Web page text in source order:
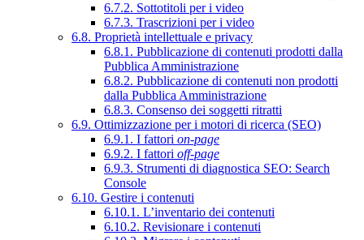
6.7.2. Sottotitoli per i video
6.7.3. Trascrizioni per i video
6.8. Proprietà intellettuale e privacy
6.8.1. Pubblicazione di contenuti prodotti dalla
Pubblica Amministrazione
6.8.2. Pubblicazione di contenuti non prodotti
dalla Pubblica Amministrazione
6.8.3. Consenso dei soggetti ritratti
6.9. Ottimizzazione per i motori di ricerca (SEO)
6.9.1. I fattori on-page
6.9.2. I fattori off-page
6.9.3. Strumenti di diagnostica SEO: Search
Console
6.10. Gestire i contenuti
6.10.1. L’inventario dei contenuti
6.10.2. Revisionare i contenuti